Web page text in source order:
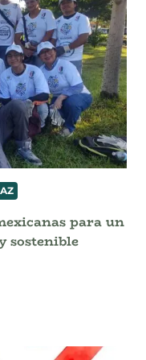
para un
sostenible